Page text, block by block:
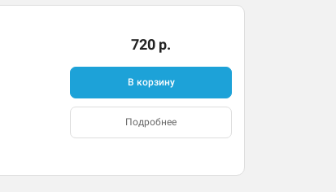
720 р.
В корзину
Подробнее